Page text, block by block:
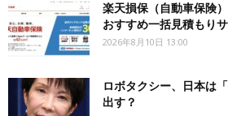
楽天損保（自動車保険
おすすめ一括見積もり
2026年8月10日 13:00
ロボタクシー、日本は
出す？